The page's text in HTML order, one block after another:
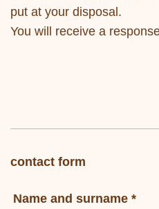
put at your disposal.
You will receive a
contact form
Name and surname *